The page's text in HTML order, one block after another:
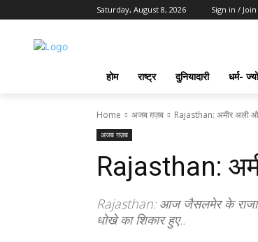
Saturday, August 8, 2026 Sign in / Join
होम राष्ट्र दुनियादारी धर्म-
Home अजब ग़ज़ब Rajasthan: अमीर अली
अजब ग़ज़ब
Rajasthan:
Rajasthan: आज जैसलमेर के राजा
धोखे का शिकार हुए..